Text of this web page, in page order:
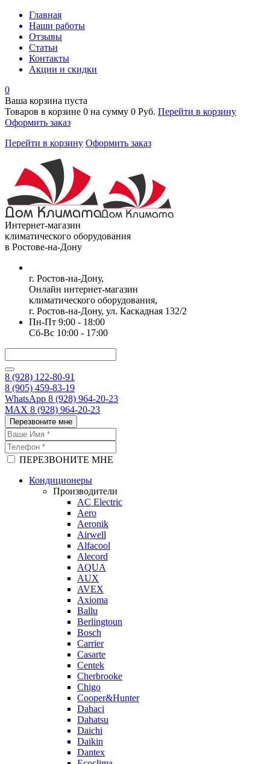
Главная
Наши работы
Отзывы
Статьи
Контакты
Акции и скидки
0
Ваша корзина пуста
Товаров в корзине 0 на сумму 0 Руб. Перейти в корзину
Оформить заказ
Перейти в корзину Оформить заказ
Интернет-магазин
климатического оборудования
в Ростове-на-Дону
г. Ростов-на-Дону,
Онлайн интернет-магазин
климатического оборудования,
г. Ростов-на-Дону, ул. Каскадная 132/2
Пн-Пт 9:00 - 18:00
Сб-Вс 10:00 - 17:00
8 (928) 122-80-91
8 (905) 459-83-19
WhatsApp 8 (928) 964-20-23
MAX 8 (928) 964-20-23
Перезвоните мне
ПЕРЕЗВОНИТЕ МНЕ
Кондиционеры
Производители
AC Electric
Aero
Aeronik
Airwell
Alfacool
Alecord
AQUA
AUX
AVEX
Axioma
Ballu
Berlingtoun
Bosch
Carrier
Casarte
Centek
Cherbrooke
Chigo
Cooper&Hunter
Dahaci
Dahatsu
Daichi
Daikin
Dantex